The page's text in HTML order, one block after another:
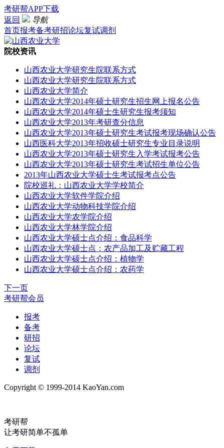
考研帮APP下载
返回
导航
首页报考备考研招论坛复试调剂
院校资讯
山西农业大学研究生院联系方式
山西农业大学研究生院联系方式
山西农业大学简介
山西农业大学2014年硕士研究生招生网上报名公告
山西农业大学2014年硕士生研究生报考须知
山西农业大学2013年考研查分信息
山西农业大学2013年硕士研究生考试报考现场确认公告
山西医科大学2013年招收硕士研究生专业目录说明
山西农业大学2013年硕士研究生入学考试报考公告
山西农业大学2013年硕士研究生考试招生单位公告
2013年山西农业大学硕士生考试报考点公告
院校巡礼：山西农业大学学校简介
山西农业大学软件学院介绍
山西农业大学动物科技学院介绍
山西农业大学农学院介绍
山西农业大学林学院介绍
山西农业大学硕士点介绍：食品科学
山西农业大学硕士点：农产品加工及贮藏工程
山西农业大学硕士点介绍：植物学
山西农业大学硕士点介绍：农药学
下一页
考研帮会员
报考
备考
研招
论坛
复试
调剂
Copyright © 1999-2014 KaoYan.com
考研帮
让考研简单不孤单